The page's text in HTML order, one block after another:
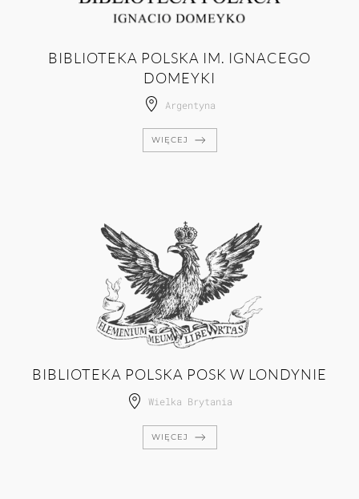
BIBLIOTEKA POLSKA IM. IGNACEGO
DOMEYKI
Argentyna
WIĘCEJ
BIBLIOTEKA POLSKA POSK W LONDYNIE
Wielka Brytania
WIĘCEJ